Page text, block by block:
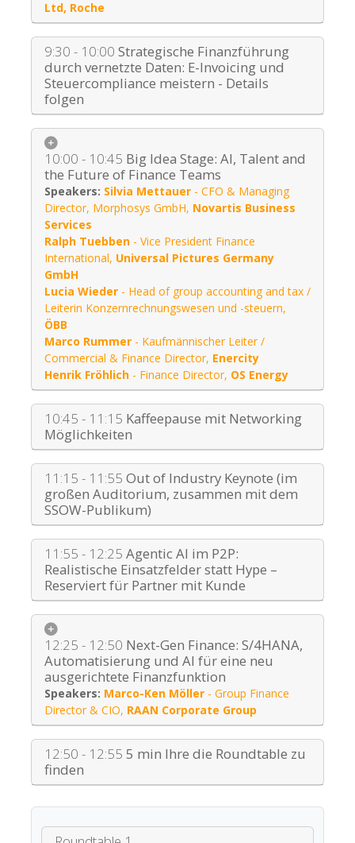
Ltd, Roche
9:30 - 10:00 Strategische Finanzführung
durch vernetzte Daten: E-Invoicing und
Steuercompliance meistern - Details
folgen
10:00 - 10:45 Big Idea Stage: AI, Talent and
the Future of Finance Teams
Silvia Mettauer - CFO & Managing
Director, Morphosys GmbH, Novartis Business
Services
Ralph Tuebben - Vice President Finance
International, Universal Pictures Germany
GmbH
Lucia Wieder - Head of group accounting and tax /
Leiterin Konzernrechnungswesen und -steuern,
ÖBB
Marco Rummer - Kaufmännischer Leiter /
Commercial & Finance Director, Enercity
Henrik Fröhlich - Finance Director, OS Energy
10:45 - 11:15 Kaffeepause mit Networking
Möglichkeiten
11:15 - 11:55 Out of Industry Keynote (im
großen Auditorium, zusammen mit dem
SSOW-Publikum)
11:55 - 12:25 Agentic AI im P2P:
Realistische Einsatzfelder statt Hype –
Reserviert für Partner mit Kunde
12:25 - 12:50 Next-Gen Finance: S/4HANA,
Automatisierung und AI für eine neu
ausgerichtete Finanzfunktion
Marco-Ken Möller - Group Finance
Director & CIO, RAAN Corporate Group
12:50 - 12:55 5 min Ihre die Roundtable zu
finden